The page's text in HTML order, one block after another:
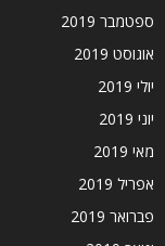
ספטמבר 2019
אוגוסט 2019
יולי 2019
יוני 2019
מאי 2019
אפריל 2019
פברואר 2019